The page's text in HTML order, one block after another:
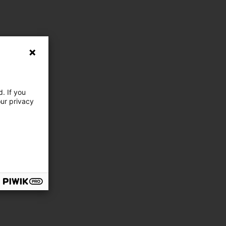
If you
privacy